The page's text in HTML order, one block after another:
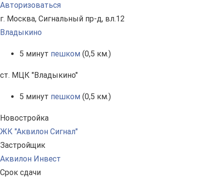
Авторизоваться
г. Москва, Сигнальный пр-д, вл.12
Владыкино
5 минут пешком (0,5 км.)
ст. МЦК "Владыкино"
5 минут пешком (0,5 км.)
Новостройка
ЖК "Аквилон Сигнал"
Застройщик
Аквилон Инвест
Срок сдачи